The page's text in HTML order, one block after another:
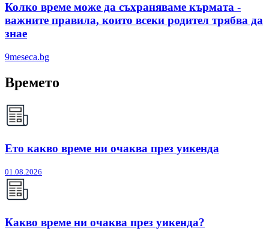
Колко време може да съхраняваме кърмата -
важните правила, които всеки родител трябва да
знае
9meseca.bg
Времето
Ето какво време ни очаква през уикенда
01.08.2026
Какво време ни очаква през уикенда?